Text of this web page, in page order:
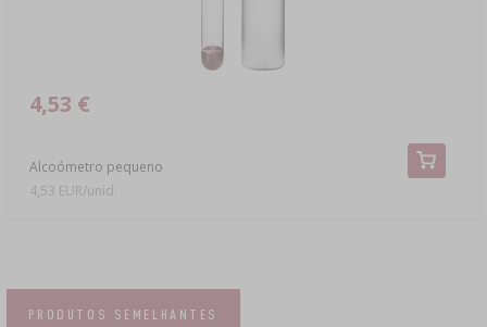
Alcoómetro pequeno
4,53 €
4,53 EUR/unid.
PRODUTOS SEMELHANTES